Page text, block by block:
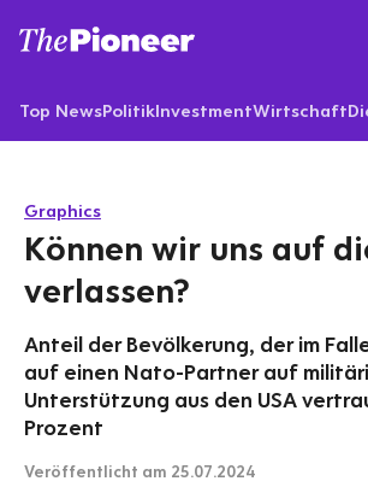
Top NewsPolitikInvestmentWirtschaft
Graphics
Können wir uns auf
verlassen?
Anteil der Bevölkerung, der im
auf einen Nato-Partner auf
Unterstützung aus den USA
Prozent
Veröffentlicht am 25.07.2024